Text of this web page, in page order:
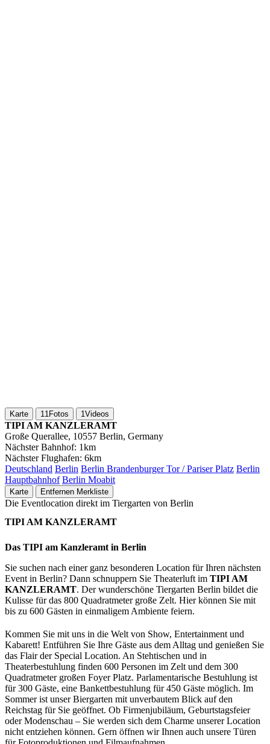
Karte 11Fotos 1Videos
TIPI AM KANZLERAMT
Große Querallee, 10557 Berlin, Germany
Nächster Bahnhof: 1km
Nächster Flughafen: 6km
Deutschland Berlin Berlin Brandenburger Tor / Pariser Platz Berlin
Hauptbahnhof Berlin Moabit
Karte Entfernen Merkliste
Die Eventlocation direkt im Tiergarten von Berlin
TIPI AM KANZLERAMT
Das TIPI am Kanzleramt in Berlin
Sie suchen nach einer ganz besonderen Location für Ihren nächsten
Event in Berlin? Dann schnuppern Sie Theaterluft im TIPI AM
KANZLERAMT. Der wunderschöne Tiergarten Berlin bildet die
Kulisse für das 800 Quadratmeter große Zelt. Hier können Sie mit
bis zu 600 Gästen in einmaligem Ambiente feiern.
Kommen Sie mit uns in die Welt von Show, Entertainment und
Kabarett! Entführen Sie Ihre Gäste aus dem Alltag und genießen Sie
das Flair der Special Location. An Stehtischen und in
Theaterbestuhlung finden 600 Personen im Zelt und dem 300
Quadratmeter großen Foyer Platz. Parlamentarische Bestuhlung ist
für 300 Gäste, eine Bankettbestuhlung für 450 Gäste möglich. Im
Sommer ist unser Biergarten mit unverbautem Blick auf den
Reichstag für Sie geöffnet. Ob Firmenjubiläum, Geburtstagsfeier
oder Modenschau – Sie werden sich dem Charme unserer Location
nicht entziehen können. Gern öffnen wir Ihnen auch unsere Türen